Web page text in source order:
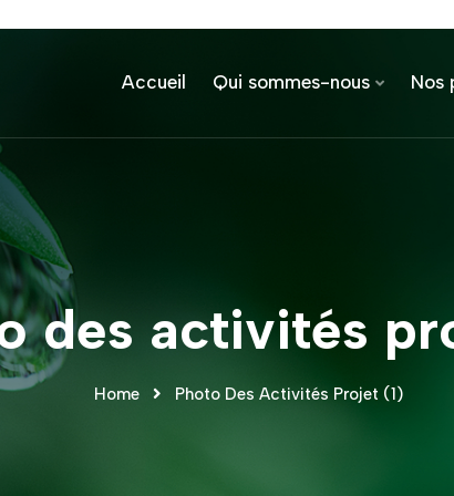
Accueil Qui sommes-nous Nos
des activités
Home Photo Des Activités Projet (1)